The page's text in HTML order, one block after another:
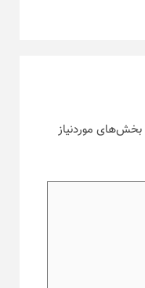
بخش‌های موردنیاز